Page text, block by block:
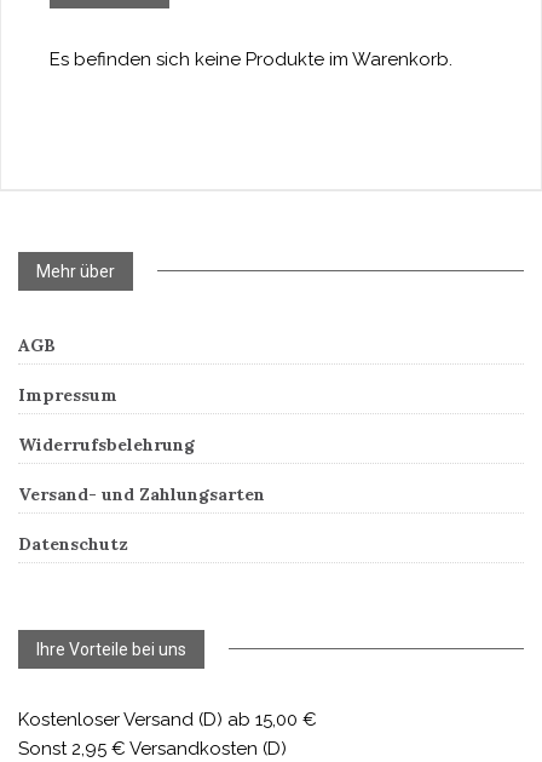
Es befinden sich keine Produkte im Warenkorb.
Mehr über
AGB
Impressum
Widerrufsbelehrung
Versand- und Zahlungsarten
Datenschutz
Ihre Vorteile bei uns
Kostenloser Versand (D) ab 15,00 €
Sonst 2,95 € Versandkosten (D)